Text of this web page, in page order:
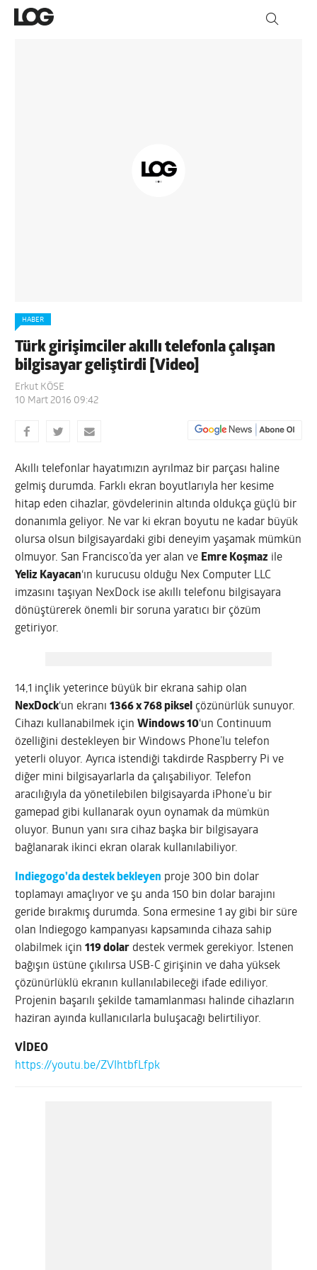
HABER
Türk girişimciler akıllı telefonla çalışan
bilgisayar geliştirdi [Video]
Erkut KÖSE
10 Mart 2016 09:42
Akıllı telefonlar hayatımızın ayrılmaz bir parçası haline
gelmiş durumda. Farklı ekran boyutlarıyla her kesime
hitap eden cihazlar, gövdelerinin altında oldukça güçlü bir
donanımla geliyor. Ne var ki ekran boyutu ne kadar büyük
olursa olsun bilgisayardaki gibi deneyim yaşamak mümkün
olmuyor. San Francisco’da yer alan ve Emre Koşmaz ile
Yeliz Kayacan‘ın kurucusu olduğu Nex Computer LLC
imzasını taşıyan NexDock ise akıllı telefonu bilgisayara
dönüştürerek önemli bir soruna yaratıcı bir çözüm
getiriyor.
14,1 inçlik yeterince büyük bir ekrana sahip olan
NexDock‘un ekranı1366 x 768 piksel çözünürlük sunuyor.
Cihazı kullanabilmek içinWindows 10‘un Continuum
özelliğini destekleyen bir Windows Phone’lu telefon
yeterli oluyor. Ayrıca istendiği takdirde Raspberry Pi ve
diğer mini bilgisayarlarla da çalışabiliyor. Telefon
aracılığıyla da yönetilebilen bilgisayarda iPhone’u bir
gamepad gibi kullanarak oyun oynamak da mümkün
oluyor. Bunun yanı sıra cihaz başka bir bilgisayara
bağlanarak ikinci ekran olarak kullanılabiliyor.
Indiegogo’da destek bekleyen proje 300 bin dolar
toplamayı amaçlıyor ve şu anda 150 bin dolar barajını
geride bırakmış durumda. Sona ermesine 1 ay gibi bir süre
olan Indiegogo kampanyası kapsamında cihaza sahip
olabilmek için119 dolar destek vermek gerekiyor. İstenen
bağışın üstüne çıkılırsa USB-C girişinin ve daha yüksek
çözünürlüklü ekranın kullanılabileceği ifade ediliyor.
Projenin başarılı şekilde tamamlanması halinde cihazların
haziran ayında kullanıcılarla buluşacağı belirtiliyor.
VİDEO
https://youtu.be/ZVIhtbfLfpk